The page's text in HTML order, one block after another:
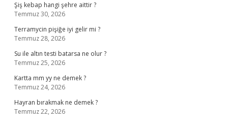
Şiş kebap hangi şehre aittir ?
Temmuz 30, 2026
Terramycin pişiğe iyi gelir mi ?
Temmuz 28, 2026
Su ile altın testi batarsa ne olur ?
Temmuz 25, 2026
Kartta mm yy ne demek ?
Temmuz 24, 2026
Hayran bırakmak ne demek ?
Temmuz 22, 2026